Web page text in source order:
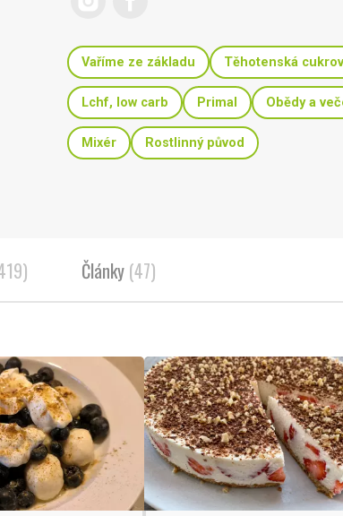
Vaříme ze základu Těhotenská
Lchf, low carb Primal Obědy a
Mixér Rostlinný původ
Články (47)